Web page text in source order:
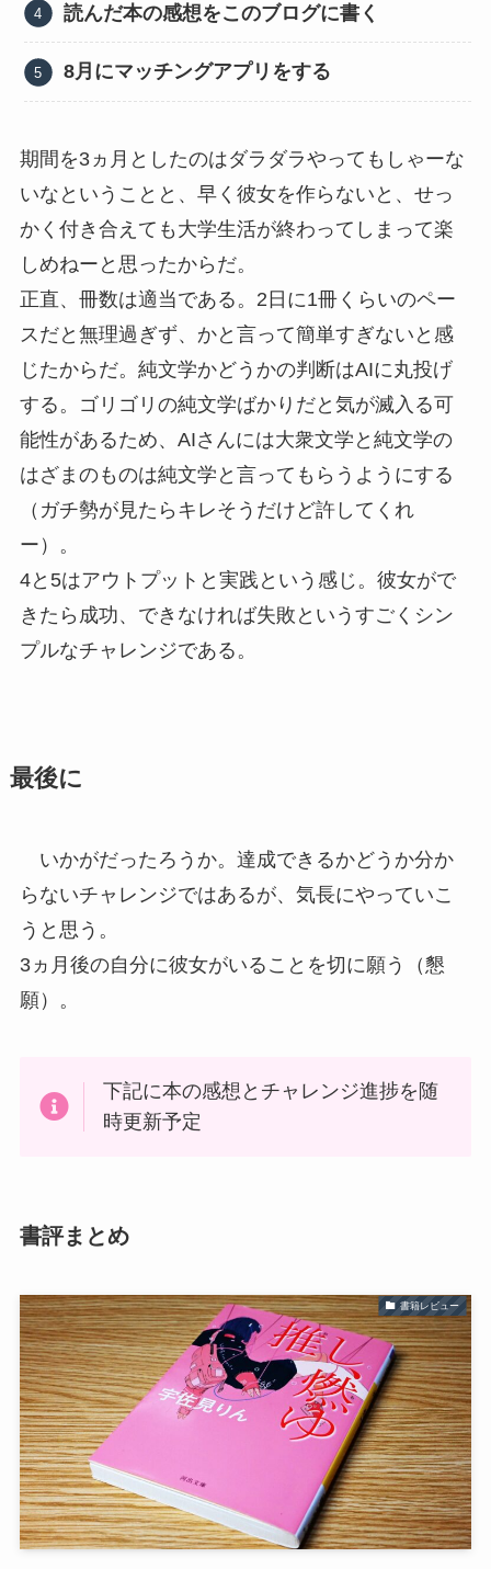
読んだ本の感想をこのブログに書く
8月にマッチングアプリをする
期間を3ヵ月としたのはダラダラやってもしゃーな
いなということと、早く彼女を作らないと、せっ
かく付き合えても大学生活が終わってしまって楽
しめねーと思ったからだ。
正直、冊数は適当である。2日に1冊くらいのペー
スだと無理過ぎず、かと言って簡単すぎないと感
じたからだ。純文学かどうかの判断はAIに丸投げ
する。ゴリゴリの純文学ばかりだと気が滅入る可
能性があるため、AIさんには大衆文学と純文学の
はざまのものは純文学と言ってもらうようにする
（ガチ勢が見たらキレそうだけど許してくれ
ー）。
4と5はアウトプットと実践という感じ。彼女がで
きたら成功、できなければ失敗というすごくシン
プルなチャレンジである。
最後に
いかがだったろうか。達成できるかどうか分か
らないチャレンジではあるが、気長にやっていこ
うと思う。
3ヵ月後の自分に彼女がいることを切に願う（懇
願）。
下記に本の感想とチャレンジ進捗を随
時更新予定
書評まとめ
書籍レビュー